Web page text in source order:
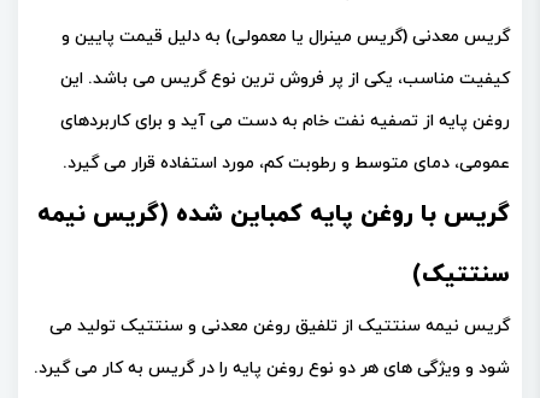
گریس معدنی (گریس مینرال یا معمولی) به دلیل قیمت پایین و
کیفیت مناسب، یکی از پر فروش ترین نوع گریس می باشد. این
روغن پایه از تصفیه نفت خام به دست می آید و برای کاربردهای
عمومی، دمای متوسط و رطوبت کم، مورد استفاده قرار می گیرد.
گریس با روغن پایه کمباین شده (گریس نیمه
سنتتیک)
گریس نیمه سنتتیک از تلفیق روغن معدنی و سنتتیک تولید می
شود و ویژگی های هر دو نوع روغن پایه را در گریس به کار می گیرد.